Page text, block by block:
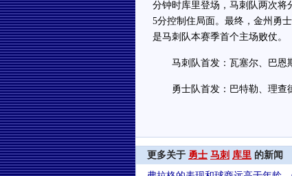
分钟时库里登场，马刺队两次将
5分控制住局面。最终，金州勇
是马刺队本赛季首个主场败仗。
马刺队首发：瓦塞尔、巴恩
勇士队首发：巴特勒、理查
更多关于 勇士 马刺 库里 的新闻